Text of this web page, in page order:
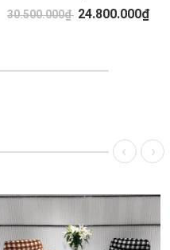
30.500.000₫ 24.800.000₫